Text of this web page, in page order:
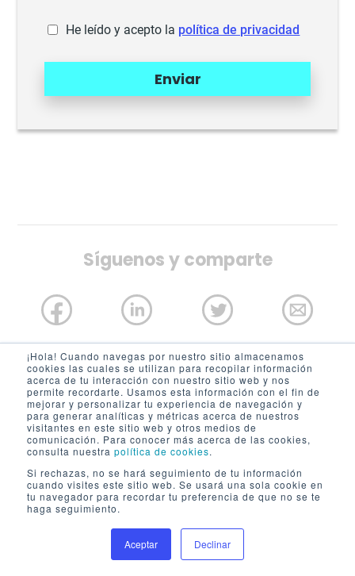
¡Hola! Cuando navegas por nuestro sitio almacenamos
cookies las cuales se utilizan para recopilar información
acerca de tu interacción con nuestro sitio web y nos
permite recordarte. Usamos esta información con el fin de
mejorar y personalizar tu experiencia de navegación y
para generar analíticas y métricas acerca de nuestros
visitantes en este sitio web y otros medios de
comunicación. Para conocer más acerca de las cookies,
consulta nuestra política de cookies.
Si rechazas, no se hará seguimiento de tu información
cuando visites este sitio web. Se usará una sola cookie en
tu navegador para recordar tu preferencia de que no se te
haga seguimiento.
Aceptar Declinar
He leído y acepto la política de privacidad
Enviar
Síguenos y comparte
Agendar Demo
-
ARTÍCULOS RELACIONADOS